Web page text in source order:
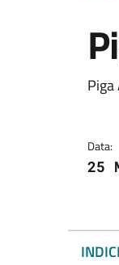
Piga
Data:
25